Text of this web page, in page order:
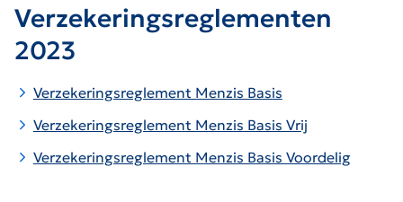
Verzekeringsreglementen
2023
Verzekeringsreglement Menzis Basis
Verzekeringsreglement Menzis Basis Vrij
Verzekeringsreglement Menzis Basis Voordelig